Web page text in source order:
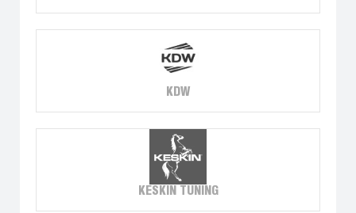
KDW
KESKIN TUNING